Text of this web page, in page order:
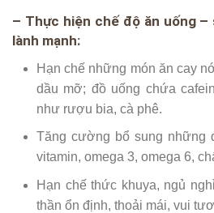
– Thực hiện chế độ ăn uống
lành mạnh:
Hạn chế những món ăn cay
dầu mỡ; đồ uống chứa
như rượu bia, cà phê.
Tăng cường bổ sung những
vitamin, omega 3, omega 6,
Hạn chế thức khuya, ngủ
thần ổn định, thoải mái, vui